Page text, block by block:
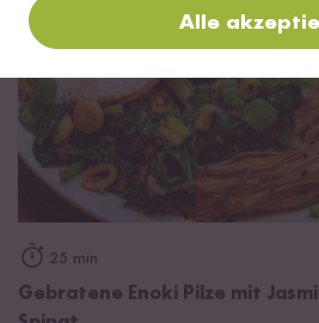
25 min
Gebratene Enoki Pilze mit
Alle